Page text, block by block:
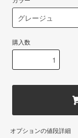
購入数
オプションの値段詳細